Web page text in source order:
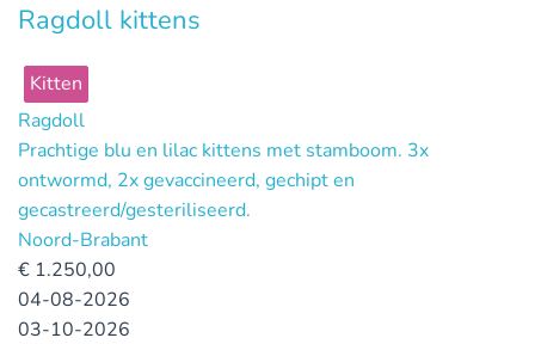
Ragdoll kittens
Kitten
Ragdoll
Prachtige blu en lilac kittens met stamboom. 3x
ontwormd, 2x gevaccineerd, gechipt en
gecastreerd/gesteriliseerd.
Noord-Brabant
€ 1.250,00
04-08-2026
03-10-2026